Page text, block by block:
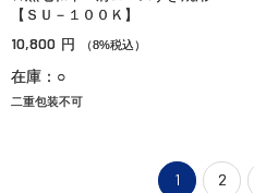
【ＳＵ－１００Ｋ】
10,800 円 （8%税込）
在庫：○
二重包装不可
1 2